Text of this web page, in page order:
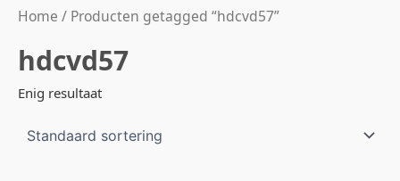
Home / Producten getagged “hdcvd57”
hdcvd57
Enig resultaat